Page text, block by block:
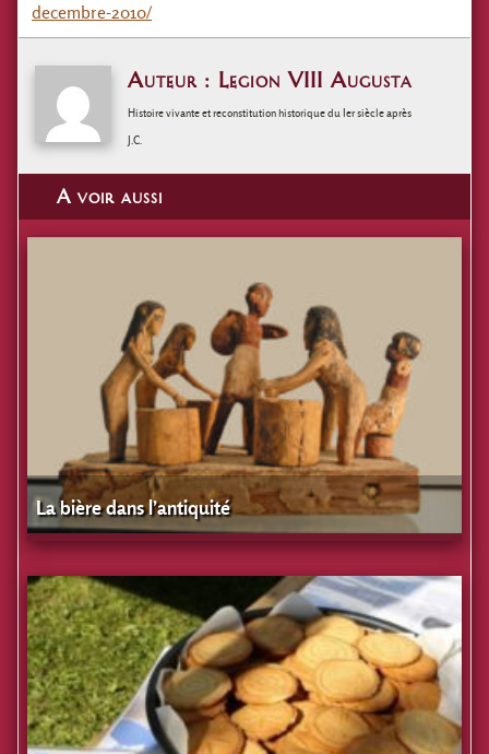
decembre-2010/
Auteur : Legion VIII Augusta
Histoire vivante et reconstitution historique du Ier siècle après
J.C.
A voir aussi
La bière dans l’antiquité